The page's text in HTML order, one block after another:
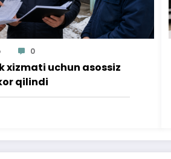
0
xizmati uchun asossiz
qilindi